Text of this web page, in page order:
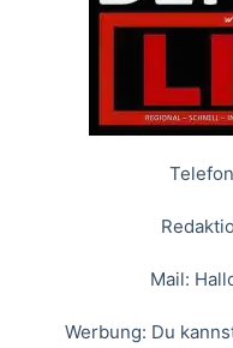
Mail:
Werbung: Du